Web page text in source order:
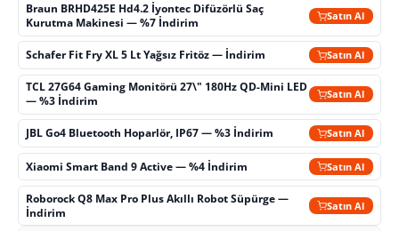
Braun BRHD425E Hd4.2 İyontec Difüzörlü Saç
Kurutma Makinesi — %7 İndirim
Satın Al
Schafer Fit Fry XL 5 Lt Yağsız Fritöz — İndirim Satın Al
TCL 27G64 Gaming Monitörü 27\" 180Hz QD-Mini LED
— %3 İndirim
Satın Al
JBL Go4 Bluetooth Hoparlör, IP67 — %3 İndirim Satın Al
Xiaomi Smart Band 9 Active — %4 İndirim Satın Al
Roborock Q8 Max Pro Plus Akıllı Robot Süpürge —
İndirim
Satın Al